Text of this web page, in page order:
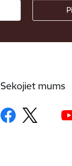
Sekojiet mums